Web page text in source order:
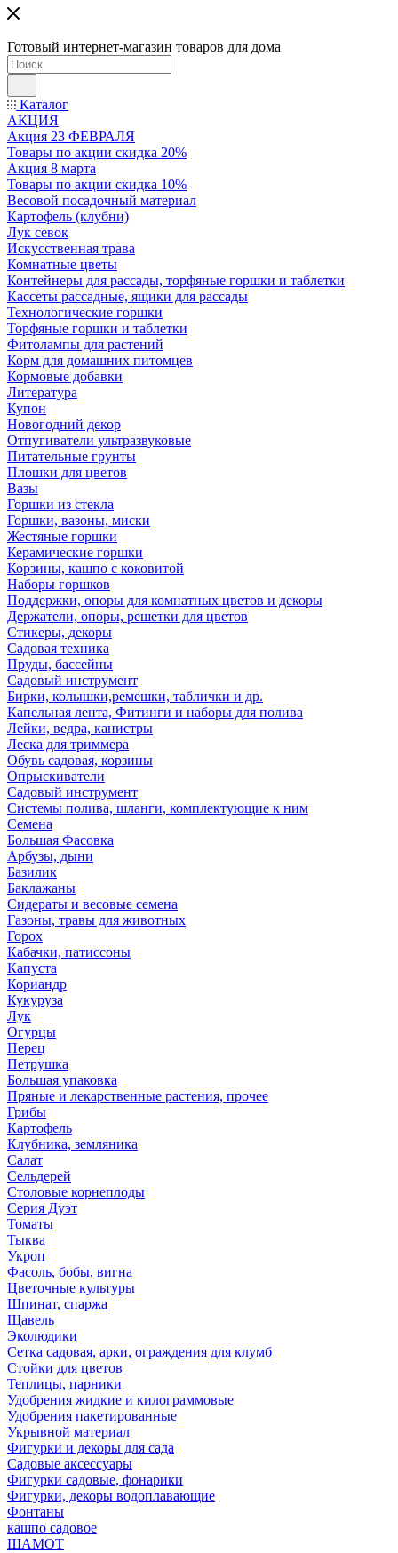
Готовый интернет-магазин товаров для дома
Каталог
АКЦИЯ
Акция 23 ФЕВРАЛЯ
Товары по акции скидка 20%
Акция 8 марта
Товары по акции скидка 10%
Весовой посадочный материал
Картофель (клубни)
Лук севок
Искусственная трава
Комнатные цветы
Контейнеры для рассады, торфяные горшки и таблетки
Кассеты рассадные, ящики для рассады
Технологические горшки
Торфяные горшки и таблетки
Фитолампы для растений
Корм для домашних питомцев
Кормовые добавки
Литература
Купон
Новогодний декор
Отпугиватели ультразвуковые
Питательные грунты
Плошки для цветов
Вазы
Горшки из стекла
Горшки, вазоны, миски
Жестяные горшки
Керамические горшки
Корзины, кашпо с коковитой
Наборы горшков
Поддержки, опоры для комнатных цветов и декоры
Держатели, опоры, решетки для цветов
Стикеры, декоры
Садовая техника
Пруды, бассейны
Садовый инструмент
Бирки, колышки,ремешки, таблички и др.
Капельная лента, Фитинги и наборы для полива
Лейки, ведра, канистры
Леска для триммера
Обувь садовая, корзины
Опрыскиватели
Садовый инструмент
Системы полива, шланги, комплектующие к ним
Семена
Большая Фасовка
Арбузы, дыни
Базилик
Баклажаны
Сидераты и весовые семена
Газоны, травы для животных
Горох
Кабачки, патиссоны
Капуста
Кориандр
Кукуруза
Лук
Огурцы
Перец
Петрушка
Большая упаковка
Пряные и лекарственные растения, прочее
Грибы
Картофель
Клубника, земляника
Салат
Сельдерей
Столовые корнеплоды
Серия Дуэт
Томаты
Тыква
Укроп
Фасоль, бобы, вигна
Цветочные культуры
Шпинат, спаржа
Щавель
Эколюдики
Сетка садовая, арки, ограждения для клумб
Стойки для цветов
Теплицы, парники
Удобрения жидкие и килограммовые
Удобрения пакетированные
Укрывной материал
Фигурки и декоры для сада
Садовые аксессуары
Фигурки садовые, фонарики
Фигурки, декоры водоплавающие
Фонтаны
кашпо садовое
ШАМОТ